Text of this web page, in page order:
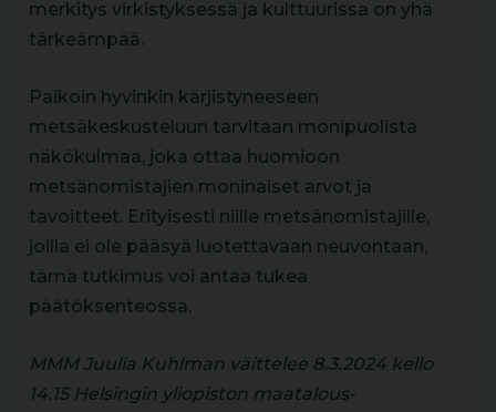
merkitys virkistyksessä ja kulttuurissa on yhä
tärkeämpää.
Paikoin hyvinkin kärjistyneeseen
metsäkeskusteluun tarvitaan monipuolista
näkökulmaa, joka ottaa huomioon
metsänomistajien moninaiset arvot ja
tavoitteet. Erityisesti niille metsänomistajille,
joilla ei ole pääsyä luotettavaan neuvontaan,
tämä tutkimus voi antaa tukea
päätöksenteossa.
MMM Juulia Kuhlman väittelee 8.3.2024 kello
14.15 Helsingin yliopiston maatalous-